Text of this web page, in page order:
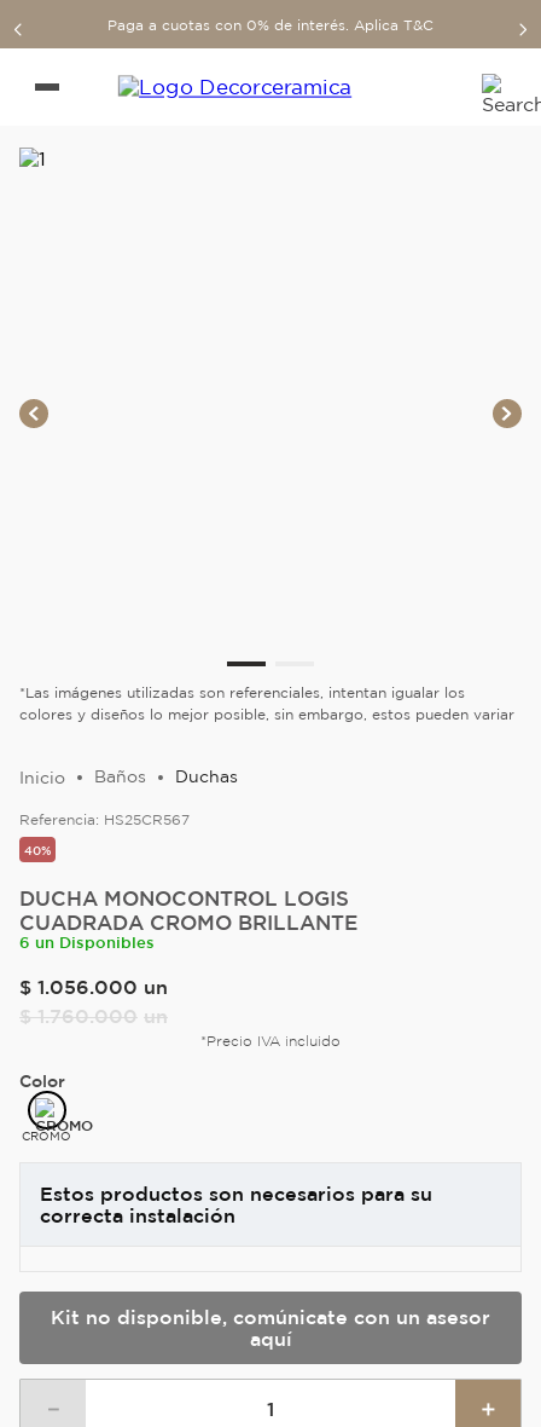
Paga a cuotas con 0% de interés. Aplica T&C
*Las imágenes utilizadas son referenciales, intentan igualar los
colores y diseños lo mejor posible, sin embargo, estos pueden variar
Baños Duchas
Referencia: HS25CR567
40%
DUCHA MONOCONTROL LOGIS
CUADRADA CROMO BRILLANTE
6 un Disponibles
$ 1.056.000 un
$ 1.760.000 un
*Precio IVA incluido
Color
CROMO
Estos productos son necesarios para su
correcta instalación
Kit no disponible, comúnicate con un asesor
aquí
＋
－